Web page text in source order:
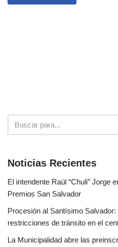
Noticias Recientes
El intendente Raúl “Chuli” Jorge
Premios San Salvador
Procesión al Santísimo
restricciones de tránsito en el
La Municipalidad abre las